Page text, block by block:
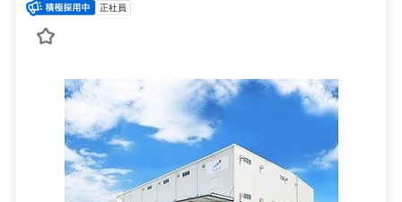
正社員